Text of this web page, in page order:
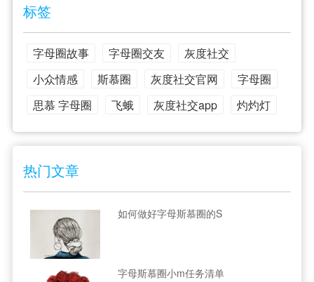
标签
字母圈故事 字母圈交友
灰度社交
小众情感
斯慕圈 灰度社交官网
字母圈
思慕 字母圈
飞蛾 灰度社交app 灼灼灯
热门文章
如何做好字母斯慕圈的S
字母斯慕圈小m任务清单